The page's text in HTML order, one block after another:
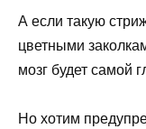
А если такую
цветными
мозг будет самой
Но хотим